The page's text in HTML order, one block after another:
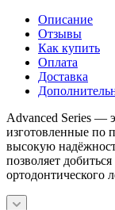
Описание
Отзывы
Как купить
Оплата
Доставка
Advanced Series —
изготовленные по
высокую
позволяет
ортодонтического